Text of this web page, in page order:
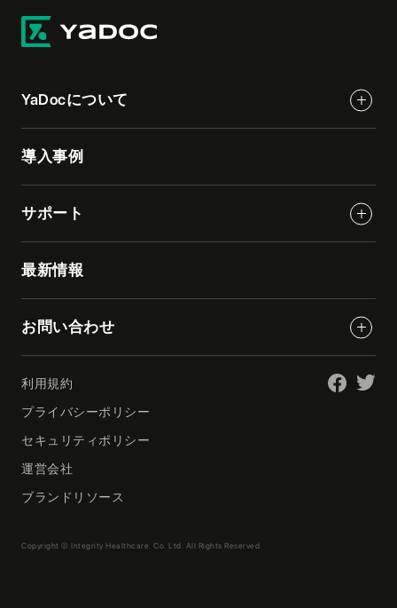
YaDocについて
導入事例
サポート
最新情報
お問い合わせ
利用規約
プライバシーポリシー
セキュリティポリシー
運営会社
ブランドリソース
Copyright © Integrity Healthcare. Co. Ltd. All Rights Reserved.